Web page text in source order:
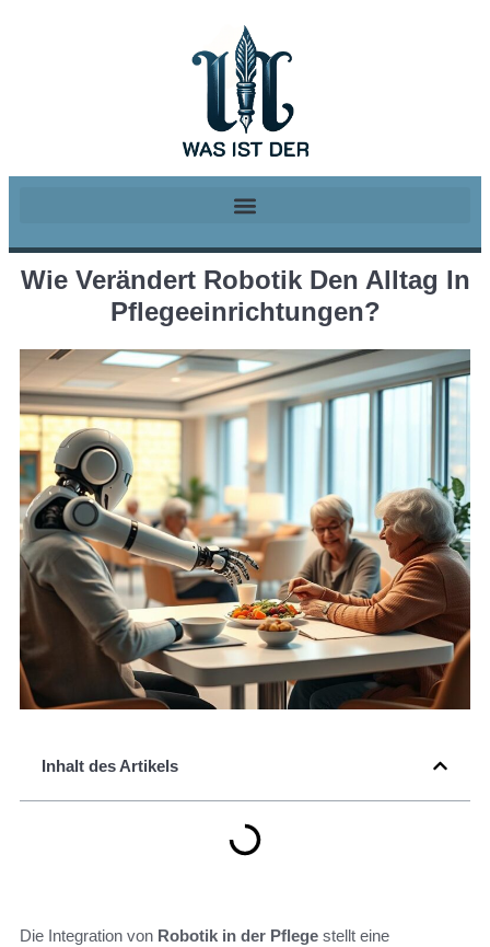
Wie Verändert Robotik Den Alltag In
Pflegeeinrichtungen?
Inhalt des Artikels
Die Integration von Robotik in der Pflege stellt eine